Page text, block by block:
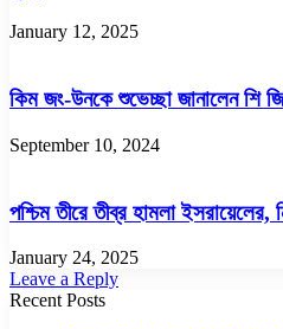
January 12, 2025
কিম জং-উনকে শুভেচ্ছা জানালেন শি
September 10, 2024
পশ্চিম তীরে তীব্র হামলা
January 24, 2025
Leave a Reply
Recent Posts